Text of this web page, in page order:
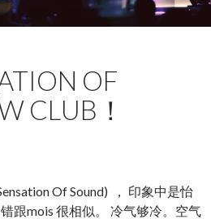
OF
CLUB！
Of Sound) ， 印象中是怡
跟mois 很相似。 冷气够冷。空气